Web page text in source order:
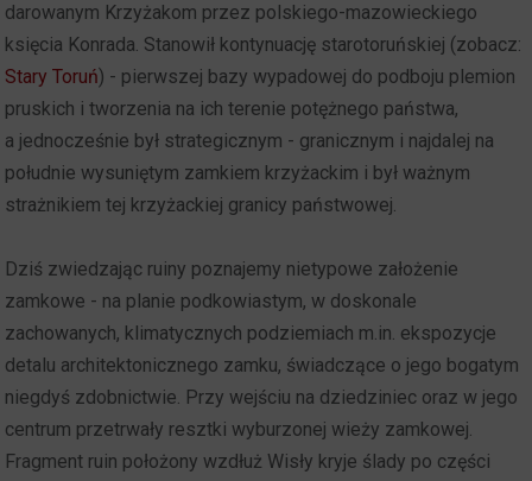
darowanym Krzyżakom przez polskiego-mazowieckiego
księcia Konrada. Stanowił kontynuację starotoruńskiej (zobacz:
Stary Toruń) - pierwszej bazy wypadowej do podboju plemion
pruskich i tworzenia na ich terenie potężnego państwa,
a jednocześnie był strategicznym - granicznym i najdalej na
południe wysuniętym zamkiem krzyżackim i był ważnym
strażnikiem tej krzyżackiej granicy państwowej.
Dziś zwiedzając ruiny poznajemy nietypowe założenie
zamkowe - na planie podkowiastym, w doskonale
zachowanych, klimatycznych podziemiach m.in. ekspozycje
detalu architektonicznego zamku, świadczące o jego bogatym
niegdyś zdobnictwie. Przy wejściu na dziedziniec oraz w jego
centrum przetrwały resztki wyburzonej wieży zamkowej.
Fragment ruin położony wzdłuż Wisły kryje ślady po części